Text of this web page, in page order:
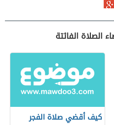
الصلاة الفائتة
كيف أقضي صلاة الفجر